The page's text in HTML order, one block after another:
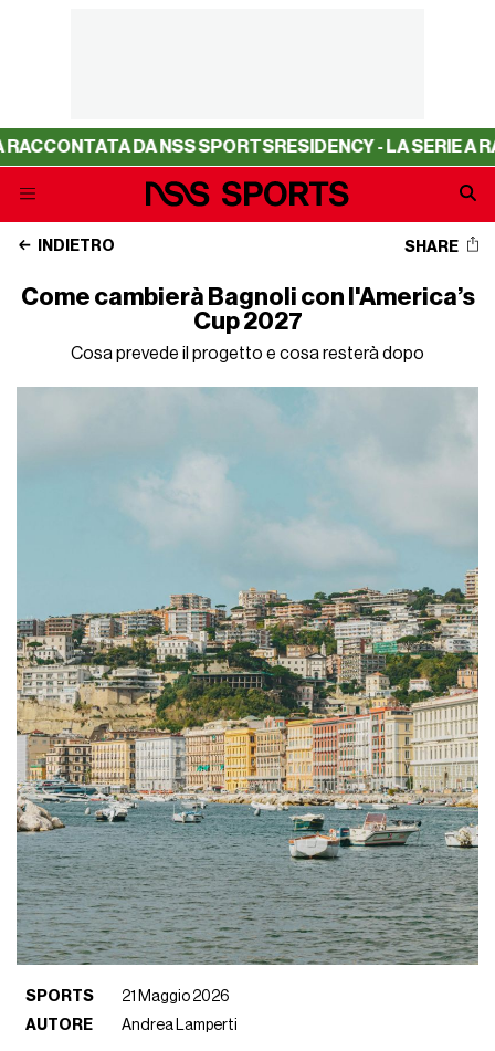
DA NSS SPORTSRESIDENCY - LA SERIE A
INDIETRO SHARE
Come cambierà Bagnoli con l'America’s
Cup 2027
Cosa prevede il progetto e cosa resterà dopo
SPORTS
21 Maggio 2026
AUTORE
Andrea Lamperti